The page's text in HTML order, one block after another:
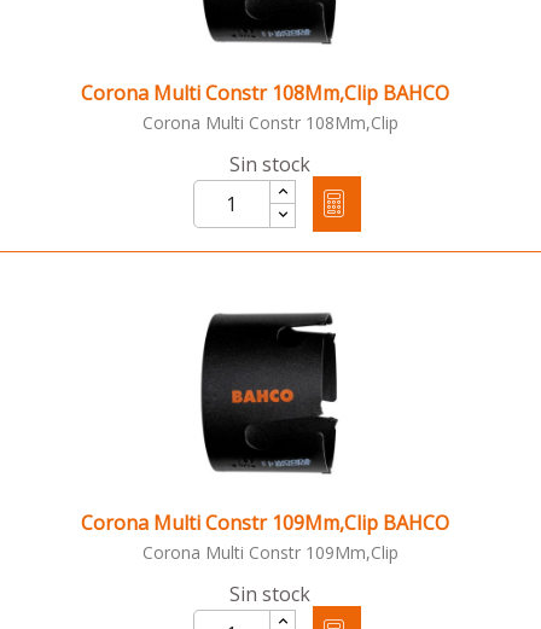
Corona Multi Constr 108Mm,Clip BAHCO
Corona Multi Constr 108Mm,Clip
Sin stock
Corona Multi Constr 109Mm,Clip BAHCO
Corona Multi Constr 109Mm,Clip
Sin stock